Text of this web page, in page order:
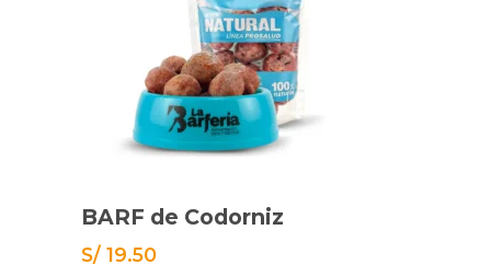
BARF de Codorniz
S/ 19.50